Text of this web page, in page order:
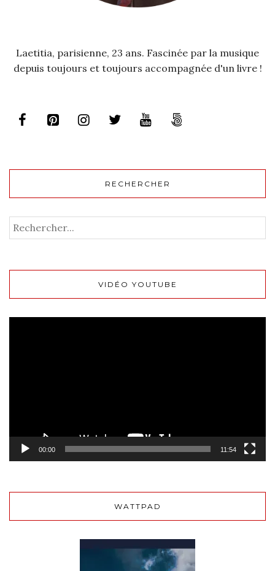
Laetitia, parisienne, 23 ans. Fascinée par la musique
depuis toujours et toujours accompagnée d'un livre !
RECHERCHER
VIDÉO YOUTUBE
00:00 11:54
WATTPAD